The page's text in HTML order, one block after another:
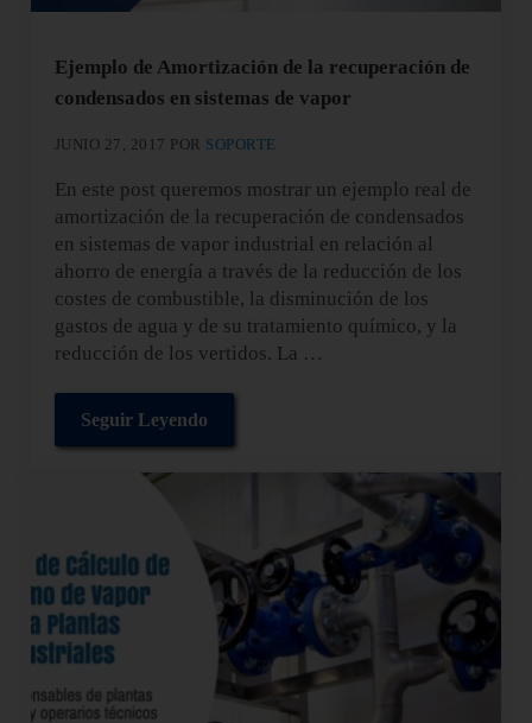
Ejemplo de Amortización de la recuperación de
condensados en sistemas de vapor
JUNIO 27, 2017 POR SOPORTE
En este post queremos mostrar un ejemplo real de
amortización de la recuperación de condensados
en sistemas de vapor industrial en relación al
ahorro de energía a través de la reducción de los
costes de combustible, la disminución de los
gastos de agua y de su tratamiento químico, y la
reducción de los vertidos. La …
Seguir LeyendoEjemplo de Amortización de la recuperación de